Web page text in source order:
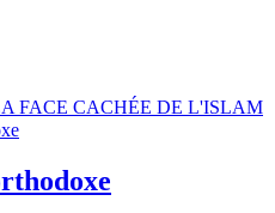
FACE CACHÉE DE L'ISLAM